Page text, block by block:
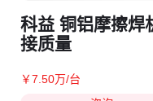
科益 铜铝摩擦焊
接质量
￥7 .50万/台